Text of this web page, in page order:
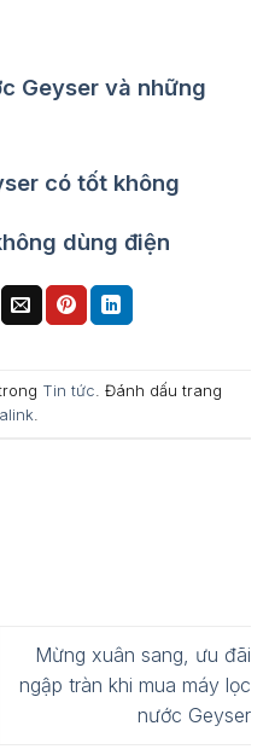
Geyser và những
có tốt không
dùng điện
Tin tức . Đánh dấu trang
Mừng xuân sang, ưu đãi
ngập tràn khi mua máy lọc
nước Geyser